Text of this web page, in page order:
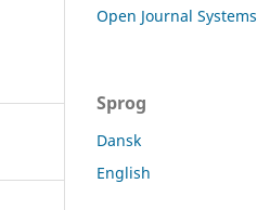
Open Journal Systems
Sprog
Dansk
English